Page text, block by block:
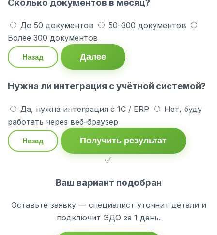
Сколько документов в месяц?
До 50 документов
50–300 документов
Более 300 документов
Назад Далее
Нужна ли интеграция с учётной системой?
Да, нужна интеграция с 1С / ERP
Нет, буду
работать через веб-браузер
Назад
Получить результат
✅
Ваш вариант подобран
Оставьте заявку — специалист уточнит детали и
подключит ЭДО за 1 день.